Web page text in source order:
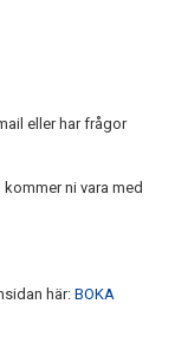
eller har frågor
ni vara med
här: BOKA